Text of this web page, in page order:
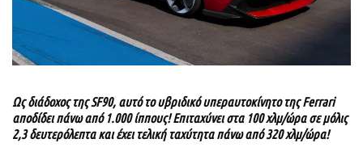
Ως διάδοχος της SF90, αυτό το υβριδικό υπεραυτοκίνητο της Ferrari
αποδίδει πάνω από 1.000 ίππους! Επιταχύνει στα 100 χλμ/ώρα σε μόλις
2,3 δευτερόλεπτα και έχει τελική ταχύτητα πάνω από 320 χλμ/ώρα!